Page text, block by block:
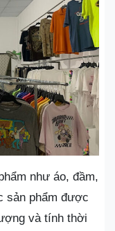
như áo, đầm,
sản phẩm được
và tính thời